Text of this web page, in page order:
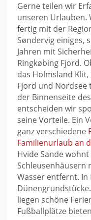
Gerne teilen wir
unseren Urlauben.
fertig mit der
Søndervig einiges,
Jahren mit
Ringkøbing Fjord.
das Holmsland
Fjord und
der Binnenseite
entscheiden wir
seine Vorteile. Ein
ganz verschiedene
Familienurlaub an
Hvide Sande
Schleusenhäusern
Wasser entfernt.
liegen schöne
Fußballplätze